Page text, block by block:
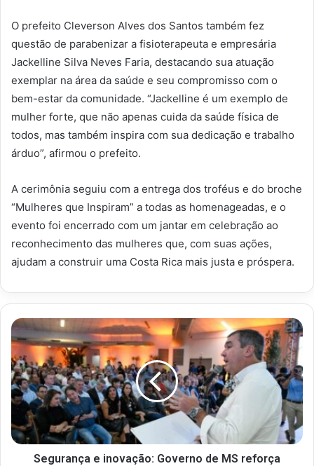
O prefeito Cleverson Alves dos Santos também fez
questão de parabenizar a fisioterapeuta e empresária
Jackelline Silva Neves Faria, destacando sua atuação
exemplar na área da saúde e seu compromisso com o
bem-estar da comunidade. “Jackelline é um exemplo de
mulher forte, que não apenas cuida da saúde física de
todos, mas também inspira com sua dedicação e trabalho
árduo”, afirmou o prefeito.
A cerimônia seguiu com a entrega dos troféus e do broche
“Mulheres que Inspiram” a todas as homenageadas, e o
evento foi encerrado com um jantar em celebração ao
reconhecimento das mulheres que, com suas ações,
ajudam a construir uma Costa Rica mais justa e próspera.
Segurança e inovação: Governo de MS reforça